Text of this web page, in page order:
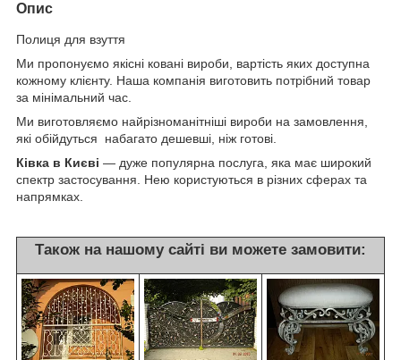
Опис
Полиця для взуття
Ми пропонуємо якісні ковані вироби, вартість яких доступна
кожному клієнту. Наша компанія виготовить потрібний товар
за мінімальний час.
Ми виготовляємо найрізноманітніші вироби на замовлення,
які обійдуться набагато дешевші, ніж готові.
Ківка в Києві — дуже популярна послуга, яка має широкий
спектр застосування. Нею користуються в різних сферах та
напрямках.
Також на нашому сайті ви можете замовити: